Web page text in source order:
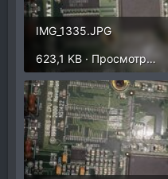
IMG_1335.JPG
623,1 KB · Просмотры: 333